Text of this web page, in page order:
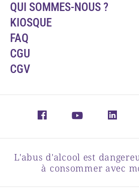
QUI SOMMES-NOUS ?
KIOSQUE
FAQ
CGU
CGV
L'abus d'alcool est
à consommer avec